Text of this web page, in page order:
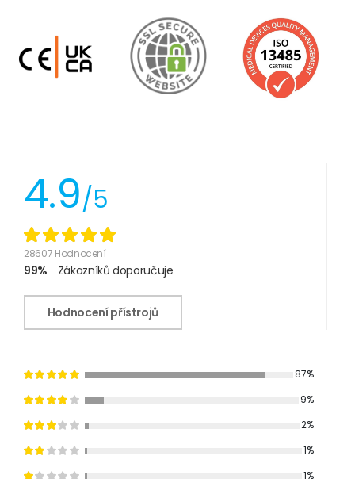
4.9/5
28607 Hodnocení
99% Zákazníků doporučuje
Hodnocení přístrojů
87%
9%
2%
1%
1%